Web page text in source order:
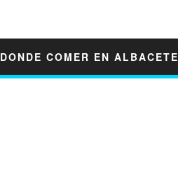
DONDE COMER EN ALBACETE